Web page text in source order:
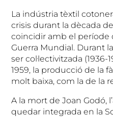
La indústria tèxtil
crisis durant la dècada
coincidir amb el període
Guerra Mundial. Durant
ser col·lectivitzada (1936-
1959, la producció de la
molt baixa, com la de la
A la mort de Joan Godó,
quedar integrada en la